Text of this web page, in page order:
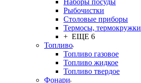
Наборы посуды
Рыбочистки
Столовые приборы
Термосы, термокружки
+ ЕЩЕ 6
Топливо
Топливо газовое
Топливо жидкое
Топливо твердое
Фонари